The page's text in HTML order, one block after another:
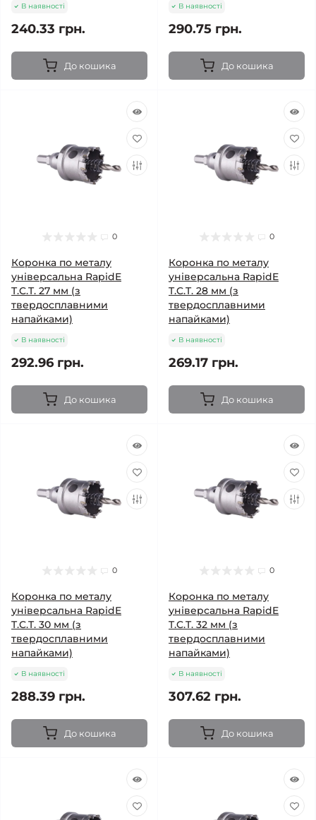
В наявності
240.33 грн.
До кошика
В наявності
290.75 грн.
До кошика
0
Коронка по металу
універсальна RapidE
T.C.T. 27 мм (з
твердосплавними
напайками)
В наявності
292.96 грн.
До кошика
0
Коронка по металу
універсальна RapidE
T.C.T. 28 мм (з
твердосплавними
напайками)
В наявності
269.17 грн.
До кошика
0
Коронка по металу
універсальна RapidE
T.C.T. 30 мм (з
твердосплавними
напайками)
В наявності
288.39 грн.
До кошика
0
Коронка по металу
універсальна RapidE
T.C.T. 32 мм (з
твердосплавними
напайками)
В наявності
307.62 грн.
До кошика